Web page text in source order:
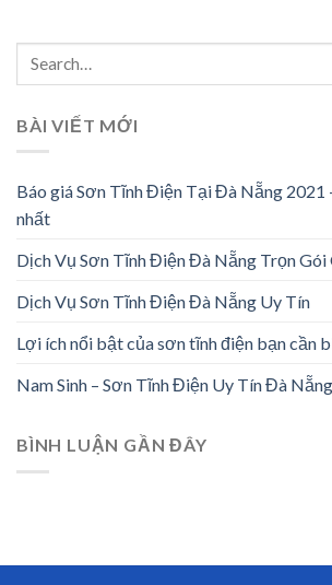
BÀI VIẾT MỚI
Báo giá Sơn Tĩnh Điện Tại Đà Nẵng 2021
nhất
Dịch Vụ Sơn Tĩnh Điện Đà Nẵng Trọn Gói
Dịch Vụ Sơn Tĩnh Điện Đà Nẵng Uy Tín
Lợi ích nổi bật của sơn tĩnh điện bạn cần
Nam Sinh – Sơn Tĩnh Điện Uy Tín Đà Nẵng
BÌNH LUẬN GẦN ĐÂY